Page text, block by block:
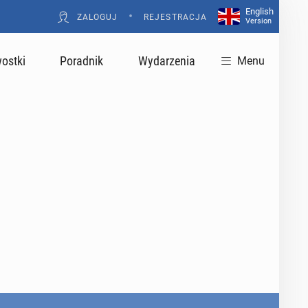
ZALOGUJ • REJESTRACJA
English
Version
Poradnik Wydarzenia Menu